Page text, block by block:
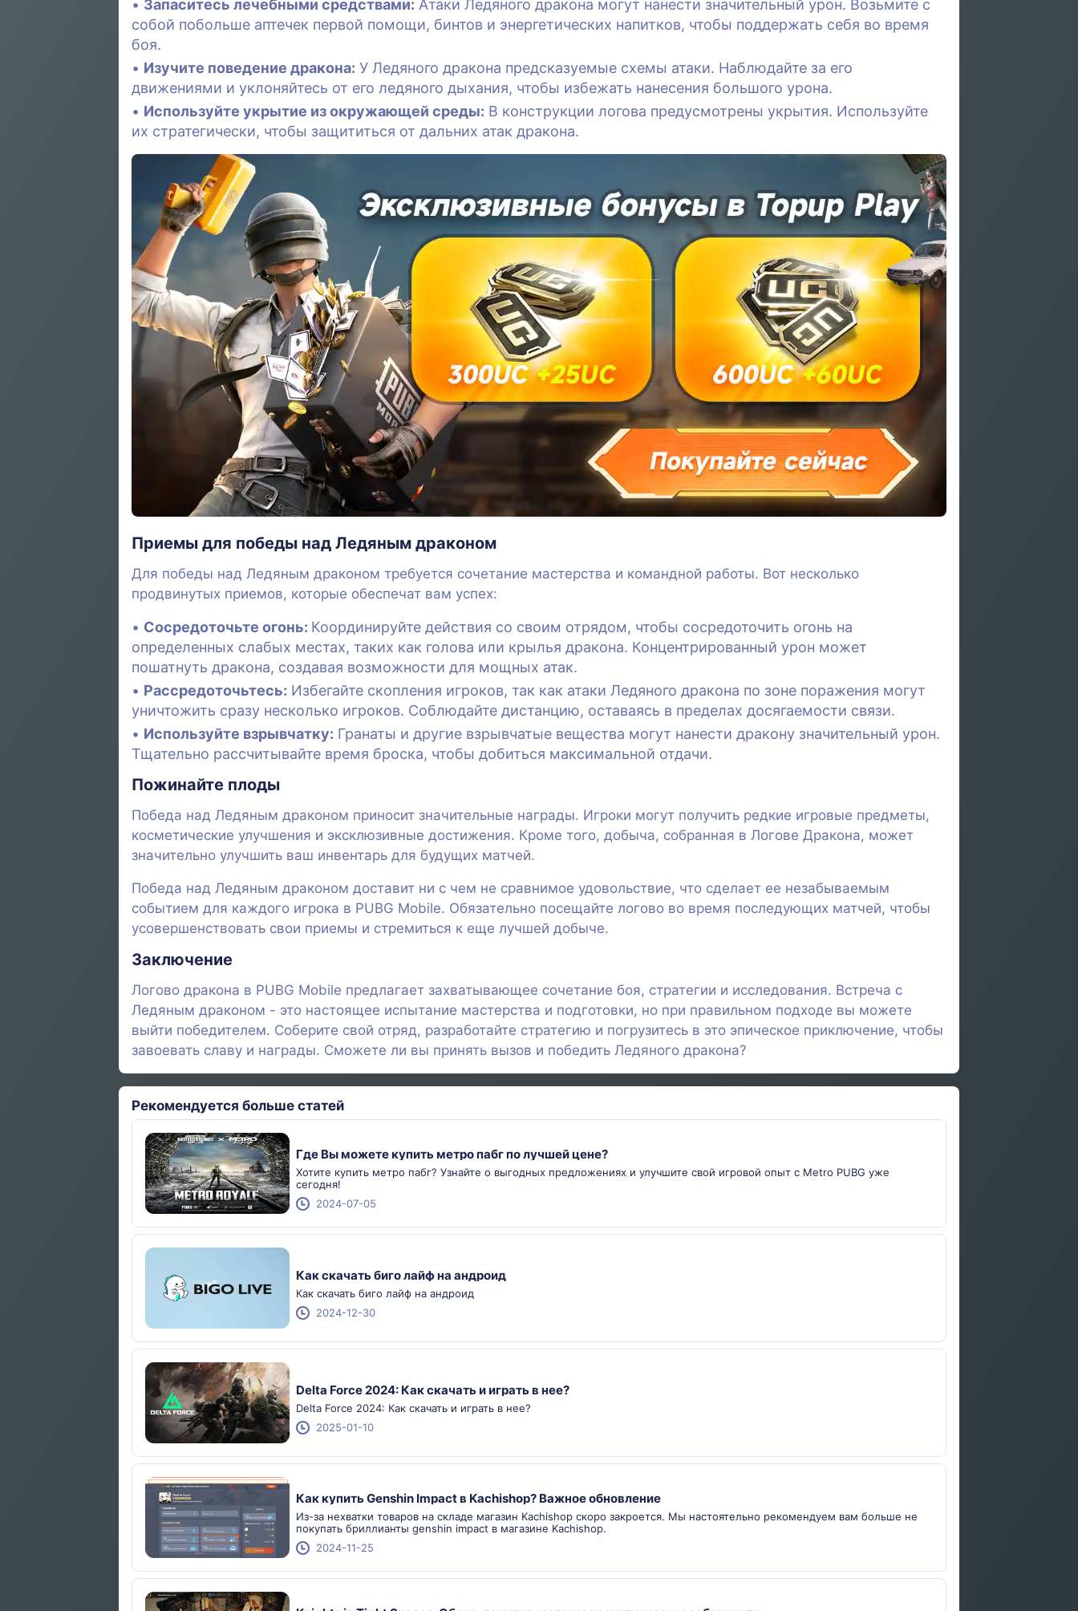
Запаситесь лечебными средствами: Атаки Ледяного дракона могут нанести значительный урон. Возьмите с
собой побольше аптечек первой помощи, бинтов и энергетических напитков, чтобы поддержать себя во время
боя.
Изучите поведение дракона: У Ледяного дракона предсказуемые схемы атаки. Наблюдайте за его
движениями и уклоняйтесь от его ледяного дыхания, чтобы избежать нанесения большого урона.
Используйте укрытие из окружающей среды: В конструкции логова предусмотрены укрытия. Используйте
их стратегически, чтобы защититься от дальних атак дракона.
Приемы для победы над Ледяным драконом
Для победы над Ледяным драконом требуется сочетание мастерства и командной работы. Вот несколько
продвинутых приемов, которые обеспечат вам успех:
Сосредоточьте огонь: Координируйте действия со своим отрядом, чтобы сосредоточить огонь на
определенных слабых местах, таких как голова или крылья дракона. Концентрированный урон может
пошатнуть дракона, создавая возможности для мощных атак.
Рассредоточьтесь: Избегайте скопления игроков, так как атаки Ледяного дракона по зоне поражения могут
уничтожить сразу несколько игроков. Соблюдайте дистанцию, оставаясь в пределах досягаемости связи.
Используйте взрывчатку: Гранаты и другие взрывчатые вещества могут нанести дракону значительный урон.
Тщательно рассчитывайте время броска, чтобы добиться максимальной отдачи.
Пожинайте плоды
Победа над Ледяным драконом приносит значительные награды. Игроки могут получить редкие игровые предметы,
косметические улучшения и эксклюзивные достижения. Кроме того, добыча, собранная в Логове Дракона, может
значительно улучшить ваш инвентарь для будущих матчей.
Победа над Ледяным драконом доставит ни с чем не сравнимое удовольствие, что сделает ее незабываемым
событием для каждого игрока в PUBG Mobile. Обязательно посещайте логово во время последующих матчей, чтобы
усовершенствовать свои приемы и стремиться к еще лучшей добыче.
Заключение
Логово дракона в PUBG Mobile предлагает захватывающее сочетание боя, стратегии и исследования. Встреча с
Ледяным драконом - это настоящее испытание мастерства и подготовки, но при правильном подходе вы можете
выйти победителем. Соберите свой отряд, разработайте стратегию и погрузитесь в это эпическое приключение, чтобы
завоевать славу и награды. Сможете ли вы принять вызов и победить Ледяного дракона?
Рекомендуется больше статей
Где Вы можете купить метро пабг по лучшей цене?
Хотите купить метро пабг? Узнайте о выгодных предложениях и улучшите свой игровой опыт с Metro PUBG уже
сегодня!
2024-07-05
Как скачать биго лайф на андроид
Как скачать биго лайф на андроид
2024-12-30
Delta Force 2024: Как скачать и играть в нее?
Delta Force 2024: Как скачать и играть в нее?
2025-01-10
Как купить Genshin Impact в Kachishop? Важное обновление
Из-за нехватки товаров на складе магазин Kachishop скоро закроется. Мы настоятельно рекомендуем вам больше не
покупать бриллианты genshin impact в магазине Kachishop.
2024-11-25